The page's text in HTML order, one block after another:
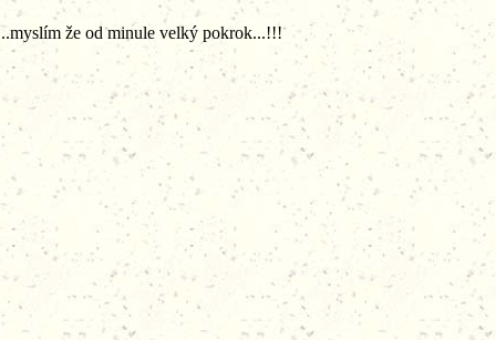
že od minule velký pokrok...!!!